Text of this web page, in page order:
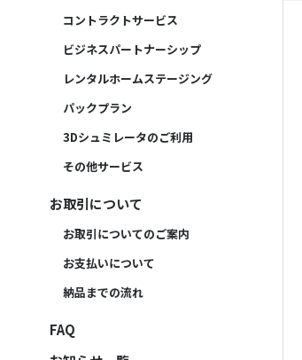
事務所
商施設
レンタル
コントラクトサービス
ビジネスパートナーシップ
レンタルホームステージング
パックプラン
3Dシュミレータのご利用
その他サービス
お取引について
お取引についてのご案内
お支払いについて
納品までの流れ
FAQ